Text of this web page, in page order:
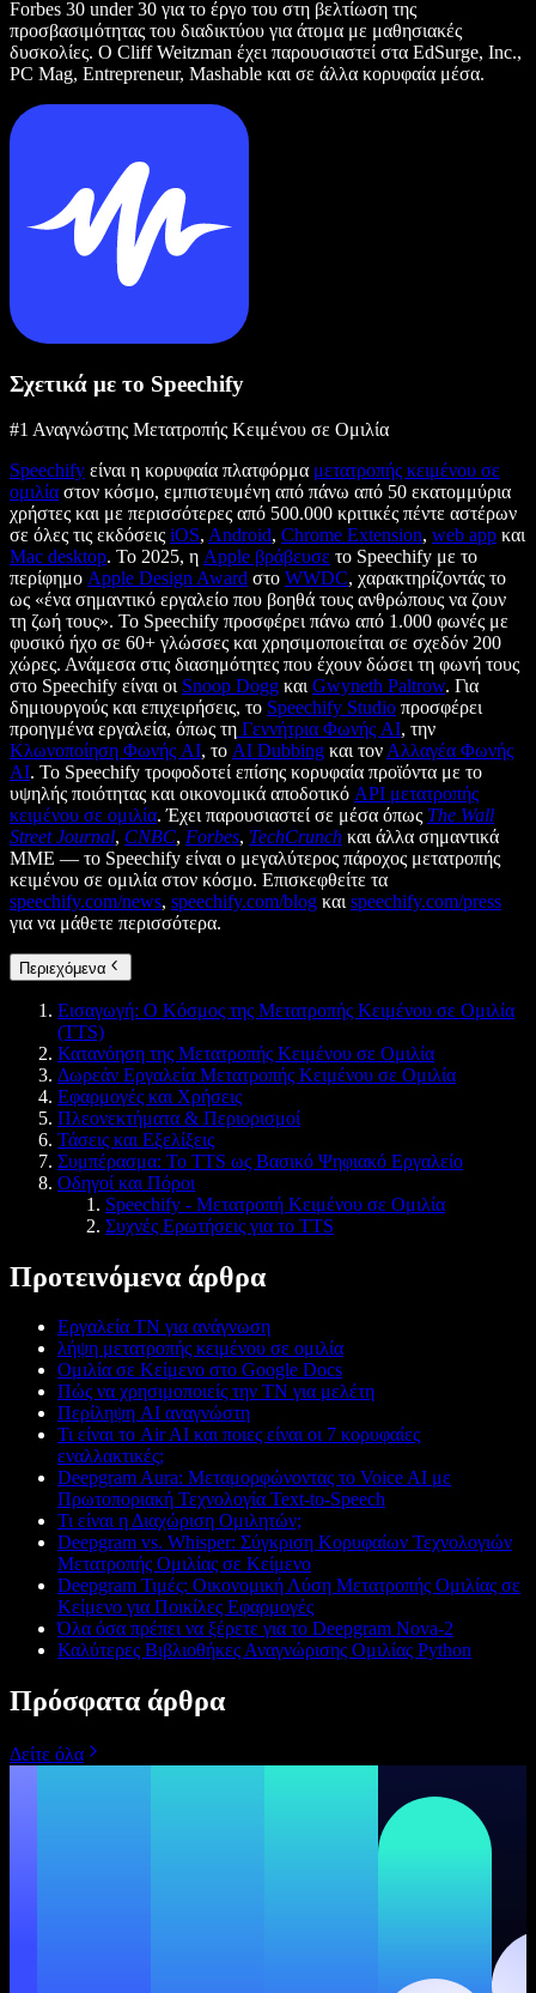
Forbes 30 under 30 για το έργο του στη βελτίωση της
προσβασιμότητας του διαδικτύου για άτομα με μαθησιακές
δυσκολίες. Ο Cliff Weitzman έχει παρουσιαστεί στα EdSurge, Inc.,
PC Mag, Entrepreneur, Mashable και σε άλλα κορυφαία μέσα.
Σχετικά με το Speechify
#1 Αναγνώστης Μετατροπής Κειμένου σε Ομιλία
Speechify είναι η κορυφαία πλατφόρμα μετατροπής κειμένου σε
ομιλία στον κόσμο, εμπιστευμένη από πάνω από 50 εκατομμύρια
χρήστες και με περισσότερες από 500.000 κριτικές πέντε αστέρων
σε όλες τις εκδόσεις iOS, Android, Chrome Extension, web app και
Mac desktop. Το 2025, η Apple βράβευσε το Speechify με το
περίφημο Apple Design Award στο WWDC, χαρακτηρίζοντάς το
ως «ένα σημαντικό εργαλείο που βοηθά τους ανθρώπους να ζουν
τη ζωή τους». Το Speechify προσφέρει πάνω από 1.000 φωνές με
φυσικό ήχο σε 60+ γλώσσες και χρησιμοποιείται σε σχεδόν 200
χώρες. Ανάμεσα στις διασημότητες που έχουν δώσει τη φωνή τους
στο Speechify είναι οι Snoop Dogg και Gwyneth Paltrow. Για
δημιουργούς και επιχειρήσεις, το Speechify Studio προσφέρει
προηγμένα εργαλεία, όπως τη Γεννήτρια Φωνής AI, την
Κλωνοποίηση Φωνής AI, το AI Dubbing και τον Αλλαγέα Φωνής
AI. Το Speechify τροφοδοτεί επίσης κορυφαία προϊόντα με το
υψηλής ποιότητας και οικονομικά αποδοτικό API μετατροπής
κειμένου σε ομιλία. Έχει παρουσιαστεί σε μέσα όπως The Wall
Street Journal, CNBC, Forbes, TechCrunch και άλλα σημαντικά
ΜΜΕ — το Speechify είναι ο μεγαλύτερος πάροχος μετατροπής
κειμένου σε ομιλία στον κόσμο. Επισκεφθείτε τα
speechify.com/news, speechify.com/blog και speechify.com/press
για να μάθετε περισσότερα.
Περιεχόμενα
Εισαγωγή: Ο Κόσμος της Μετατροπής Κειμένου σε Ομιλία
(TTS)
Κατανόηση της Μετατροπής Κειμένου σε Ομιλία
Δωρεάν Εργαλεία Μετατροπής Κειμένου σε Ομιλία
Εφαρμογές και Χρήσεις
Πλεονεκτήματα & Περιορισμοί
Τάσεις και Εξελίξεις
Συμπέρασμα: Το TTS ως Βασικό Ψηφιακό Εργαλείο
Οδηγοί και Πόροι
Speechify - Μετατροπή Κειμένου σε Ομιλία
Συχνές Ερωτήσεις για το TTS
Προτεινόμενα άρθρα
Εργαλεία ΤΝ για ανάγνωση
λήψη μετατροπής κειμένου σε ομιλία
Ομιλία σε Κείμενο στο Google Docs
Πώς να χρησιμοποιείς την ΤΝ για μελέτη
Περίληψη AI αναγνώστη
Τι είναι το Air AI και ποιες είναι οι 7 κορυφαίες
εναλλακτικές;
Deepgram Aura: Μεταμορφώνοντας το Voice AI με
Πρωτοποριακή Τεχνολογία Text-to-Speech
Τι είναι η Διαχώριση Ομιλητών;
Deepgram vs. Whisper: Σύγκριση Κορυφαίων Τεχνολογιών
Μετατροπής Ομιλίας σε Κείμενο
Deepgram Τιμές: Οικονομική Λύση Μετατροπής Ομιλίας σε
Κείμενο για Ποικίλες Εφαρμογές
Όλα όσα πρέπει να ξέρετε για το Deepgram Nova-2
Καλύτερες Βιβλιοθήκες Αναγνώρισης Ομιλίας Python
Πρόσφατα άρθρα
Δείτε όλα